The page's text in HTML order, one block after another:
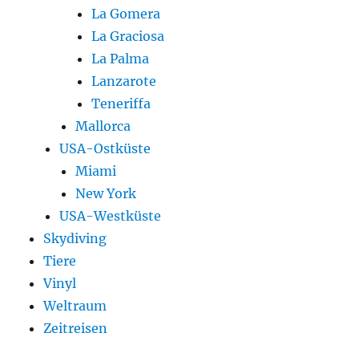
La Gomera
La Graciosa
La Palma
Lanzarote
Teneriffa
Mallorca
USA-Ostküste
Miami
New York
USA-Westküste
Skydiving
Tiere
Vinyl
Weltraum
Zeitreisen